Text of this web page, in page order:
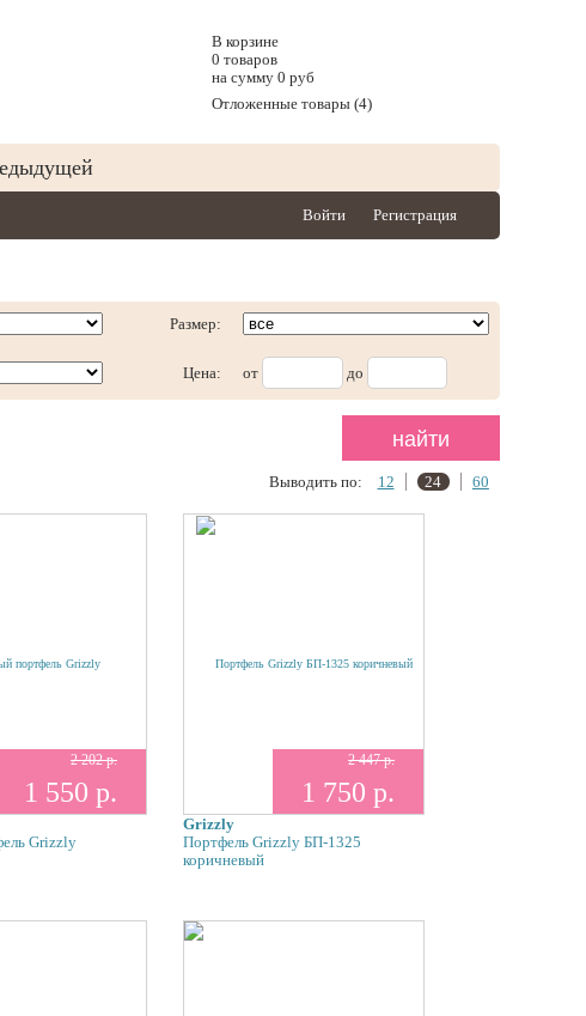
В корзине
0 товаров
на сумму 0 руб
Отложенные товары (4)
Войти Регистрация
Размер:
Цена: от до
Выводить по: 12 24 60
2 202 р.
1 550 р.
Grizzly
2 447 р.
1 750 р.
Grizzly
Портфель Grizzly БП-1325
коричневый